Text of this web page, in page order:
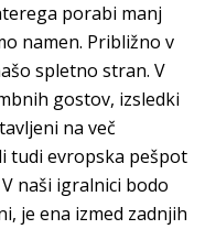
porabi manj
namen. Približno v
spletno stran. V
gostov, izsledki
na več
tudi evropska pešpot
naši igralnici bodo
je ena izmed zadnjih